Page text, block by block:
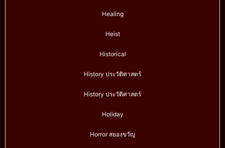
Healing
Heist
Historical
History ประวัติศาสตร์
History ประวัติศาสตร์
Holiday
Horror สยองขวัญ